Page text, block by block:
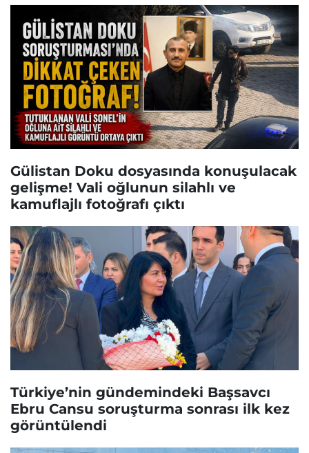
Gülistan Doku dosyasında konuşulacak
gelişme! Vali oğlunun silahlı ve
kamuflajlı fotoğrafı çıktı
Türkiye’nin gündemindeki Başsavcı
Ebru Cansu soruşturma sonrası ilk kez
görüntülendi